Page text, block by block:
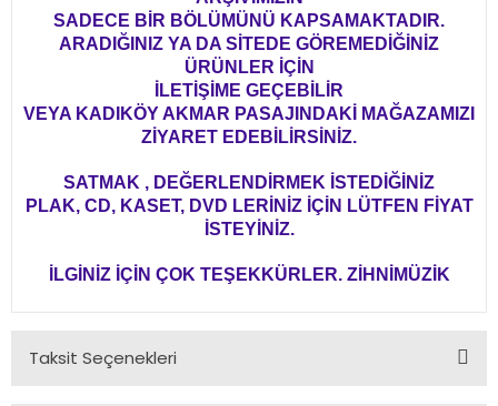
SADECE BİR BÖLÜMÜNÜ KAPSAMAKTADIR.
ARADIĞINIZ YA DA SİTEDE GÖREMEDİĞİNİZ
ÜRÜNLER İÇİN
İLETİŞİME GEÇEBİLİR
VEYA KADIKÖY AKMAR PASAJINDAKİ MAĞAZAMIZI
ZİYARET EDEBİLİRSİNİZ.
SATMAK , DEĞERLENDİRMEK İSTEDİĞİNİZ
PLAK, CD, KASET, DVD LERİNİZ İÇİN LÜTFEN FİYAT
İSTEYİNİZ.
İLGİNİZ İÇİN ÇOK TEŞEKKÜRLER. ZİHNİMÜZİK
Taksit Seçenekleri